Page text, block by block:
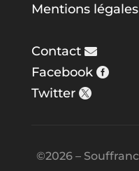
Mentions légales
Contact
Facebook
Twitter
©2026 –